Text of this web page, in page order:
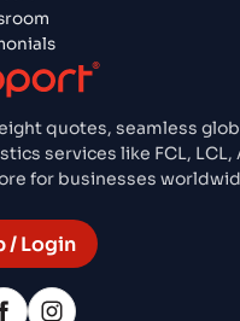
quotes, seamless
services like FCL, LCL,
for businesses
/ Login